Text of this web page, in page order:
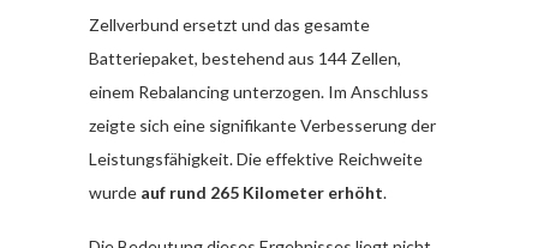
Zellverbund ersetzt und das gesamte
Batteriepaket, bestehend aus 144 Zellen,
einem Rebalancing unterzogen. Im Anschluss
zeigte sich eine signifikante Verbesserung der
Leistungsfähigkeit. Die effektive Reichweite
wurde auf rund 265 Kilometer erhöht.